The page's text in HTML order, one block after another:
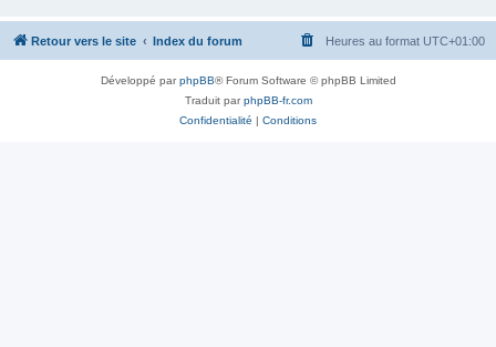
Retour vers le site Index du forum Heures au format UTC+01:00
Développé parphpBB® Forum Software © phpBB Limited
Traduit parphpBB-fr.com
Confidentialité | Conditions